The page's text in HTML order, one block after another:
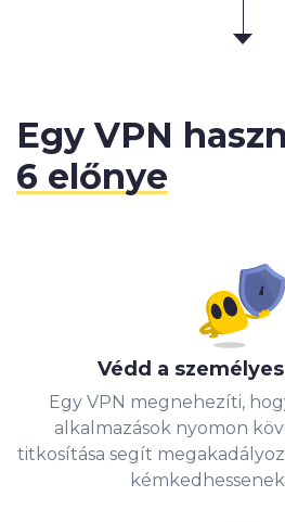
Egy VPN
6 előnye
Védd a
Egy VPN megnehezíti,
alkalmazások nyomon
titkosítása segít